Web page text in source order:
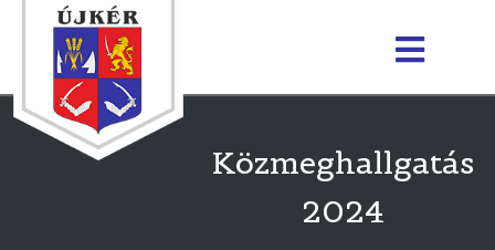
Közmeghallgatás
2024